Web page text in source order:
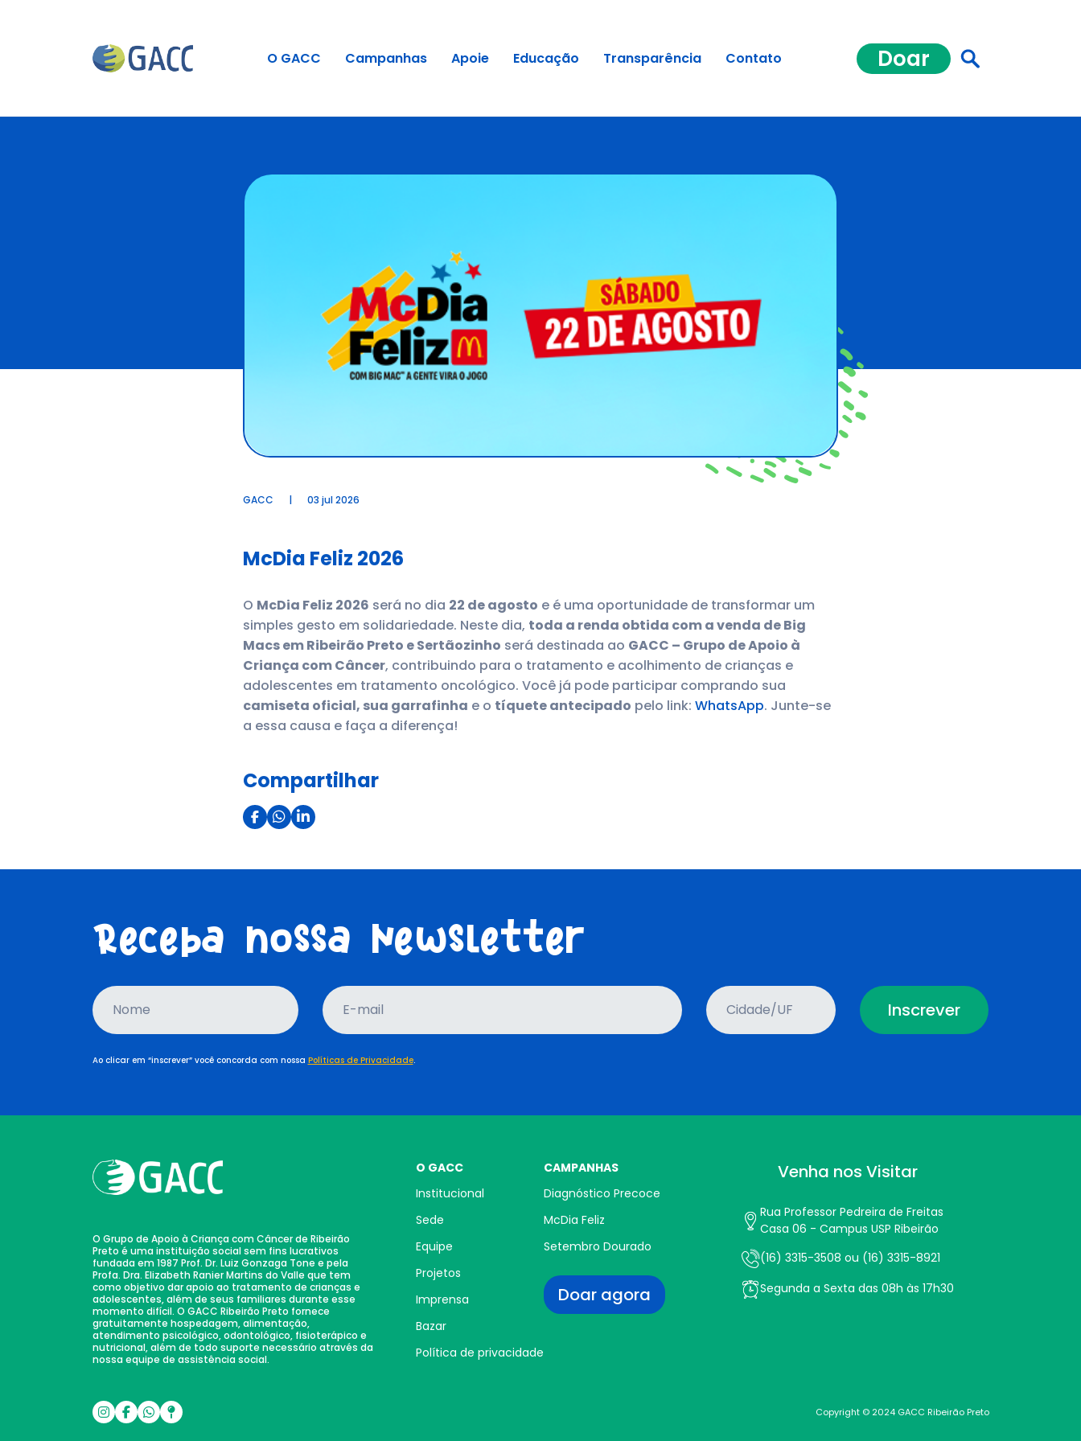
O GACC Campanhas Apoie Educação Transparência Contato Doar
GACC | 03 jul 2026
McDia Feliz 2026
O McDia Feliz 2026 será no dia 22 de agosto e é uma oportunidade de transformar um
simples gesto em solidariedade. Neste dia, toda a renda obtida com a venda de Big
Macs em Ribeirão Preto e Sertãozinho será destinada ao GACC – Grupo de Apoio à
Criança com Câncer, contribuindo para o tratamento e acolhimento de crianças e
adolescentes em tratamento oncológico. Você já pode participar comprando sua
camiseta oficial, sua garrafinha e o tíquete antecipado pelo link: WhatsApp. Junte-se
a essa causa e faça a diferença!
Compartilhar
Receba nossa Newsletter
Nome E-mail Cidade/UF
Ao clicar em “inscrever” você concorda com nossa Políticas de Privacidade.
Inscrever
O Grupo de Apoio à Criança com Câncer de Ribeirão
Preto é uma instituição social sem fins lucrativos
fundada em 1987 Prof. Dr. Luiz Gonzaga Tone e pela
Profa. Dra. Elizabeth Ranier Martins do Valle que tem
como objetivo dar apoio ao tratamento de crianças e
adolescentes, além de seus familiares durante esse
momento difícil. O GACC Ribeirão Preto fornece
gratuitamente hospedagem, alimentação,
atendimento psicológico, odontológico, fisioterápico e
nutricional, além de todo suporte necessário através da
nossa equipe de assistência social.
O GACC
Institucional
Sede
Equipe
Projetos
Imprensa
Bazar
Política de privacidade
CAMPANHAS
Diagnóstico Precoce
McDia Feliz
Setembro Dourado
Doar agora
Venha nos Visitar
Rua Professor Pedreira de Freitas
Casa 06 - Campus USP Ribeirão
(16) 3315-3508 ou (16) 3315-8921
Segunda a Sexta das 08h às 17h30
Copyright © 2024 GACC Ribeirão Preto